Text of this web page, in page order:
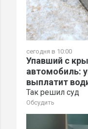
сегодня в 10:00
Упавший с
автомобиль:
выплатит
Так решил суд
Обсудить